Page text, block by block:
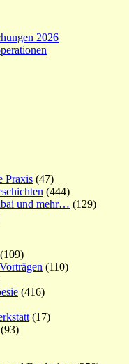
2026
Praxis (47)
(444)
und mehr… (129)
(109)
(110)
(416)
(17)
(93)